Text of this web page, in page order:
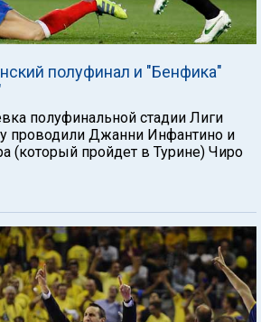
полуфинал и "Бенфика"
полуфинальной стадии Лиги
проводили Джанни Инфантино и
(который пройдет в Турине) Чиро